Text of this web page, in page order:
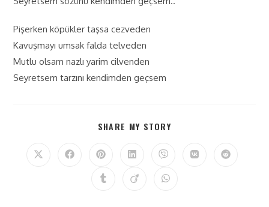
Pişerken köpükler taşsa cezveden
Kavuşmayı umsak falda telveden
Mutlu olsam nazlı yarim cilvenden
Seyretsem tarzını kendimden geçsem
SHARE MY STORY